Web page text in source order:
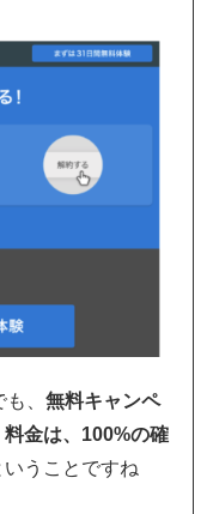
も、無料キャンペ
料金は、100%の確
いうことですね